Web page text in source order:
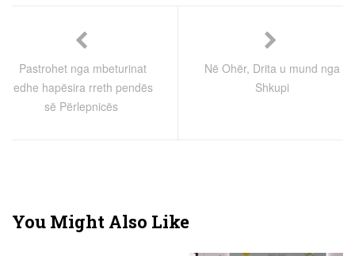
Pastrohet nga mbeturinat
edhe hapësira rreth pendës
së Përlepnicës
Në Ohër, Drita u mund nga
Shkupi
You Might Also Like